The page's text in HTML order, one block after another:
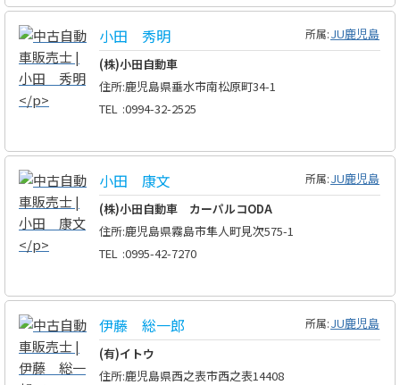
小田 秀明 所属:JU鹿児島
(株)小田自動車
住所:鹿児島県垂水市南松原町34-1
TEL :0994-32-2525
小田 康文 所属:JU鹿児島
(株)小田自動車 カーパルコODA
住所:鹿児島県霧島市隼人町見次575-1
TEL :0995-42-7270
伊藤 総一郎 所属:JU鹿児島
(有)イトウ
住所:鹿児島県西之表市西之表14408